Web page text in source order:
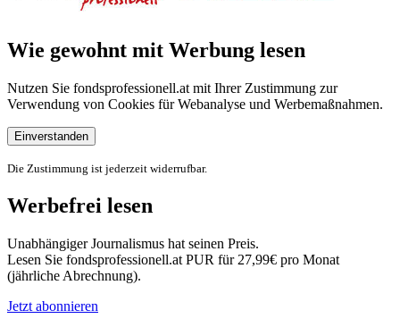
Wie gewohnt mit Werbung lesen
Nutzen Sie fondsprofessionell.at mit Ihrer Zustimmung zur
Verwendung von Cookies für Webanalyse und Werbemaßnahmen.
Einverstanden
Die Zustimmung ist jederzeit widerrufbar.
Werbefrei lesen
Unabhängiger Journalismus hat seinen Preis.
Lesen Sie fondsprofessionell.at PUR für 27,99€ pro Monat
(jährliche Abrechnung).
Jetzt abonnieren